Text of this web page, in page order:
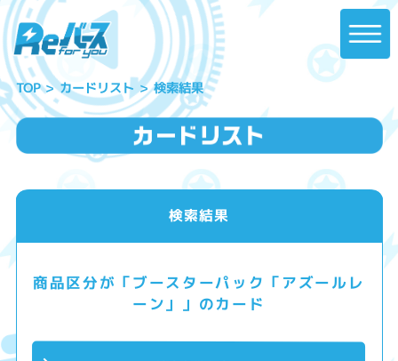
TOP カードリスト 検索結果
検索結果
商品区分が「ブースターパック「アズールレ
ーン」」のカード